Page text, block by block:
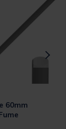
60mm